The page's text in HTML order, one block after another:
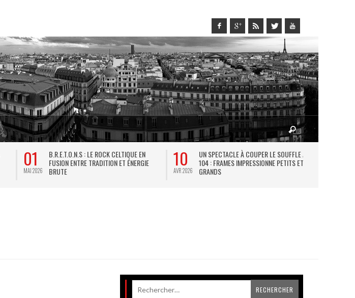
01
MAI 2026
B.R.E.T.O.N.S : LE ROCK CELTIQUE EN
FUSION ENTRE TRADITION ET ÉNERGIE
BRUTE
10
AVR 2026
UN SPECTACLE À COUPER LE SOUFFLE AU
104 : FRAMES IMPRESSIONNE PETITS ET
GRANDS